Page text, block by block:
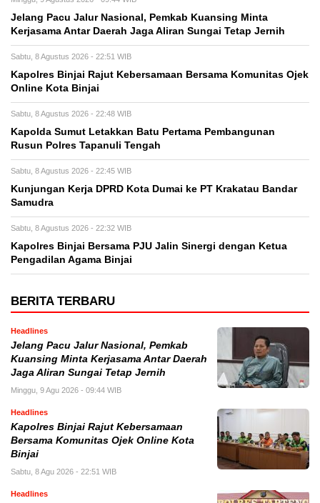
Jelang Pacu Jalur Nasional, Pemkab Kuansing Minta
Kerjasama Antar Daerah Jaga Aliran Sungai Tetap Jernih
Sabtu, 8 Agustus 2026 - 22:51 WIB
Kapolres Binjai Rajut Kebersamaan Bersama Komunitas Ojek
Online Kota Binjai
Sabtu, 8 Agustus 2026 - 22:48 WIB
Kapolda Sumut Letakkan Batu Pertama Pembangunan
Rusun Polres Tapanuli Tengah
Sabtu, 8 Agustus 2026 - 22:45 WIB
Kunjungan Kerja DPRD Kota Dumai ke PT Krakatau Bandar
Samudra
Sabtu, 8 Agustus 2026 - 22:32 WIB
Kapolres Binjai Bersama PJU Jalin Sinergi dengan Ketua
Pengadilan Agama Binjai
BERITA TERBARU
Headlines
Jelang Pacu Jalur Nasional, Pemkab
Kuansing Minta Kerjasama Antar Daerah
Jaga Aliran Sungai Tetap Jernih
Minggu, 9 Agu 2026 - 09:44 WIB
Headlines
Kapolres Binjai Rajut Kebersamaan
Bersama Komunitas Ojek Online Kota
Binjai
Sabtu, 8 Agu 2026 - 22:51 WIB
Headlines